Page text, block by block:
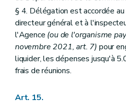
§ 4. Délégation est accordée
directeur général et à
l'Agence (ou de l'organisme
novembre 2021, art. 7) pour
liquider, les dépenses jusqu'à
frais de réunions.
Art. 15.